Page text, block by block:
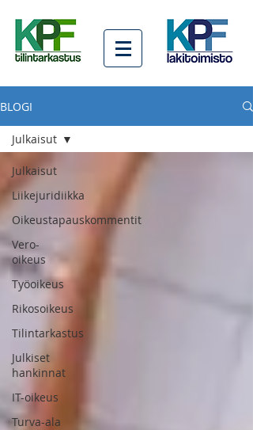
BLOGI
Julkaisut
Liikejuridiikka
Oikeustapauskommentit
Vero-
oikeus
Työoikeus
Rikosoikeus
Tilintarkastus
Julkiset
hankinnat
IT-oikeus
Turva-ala
Julkaisut